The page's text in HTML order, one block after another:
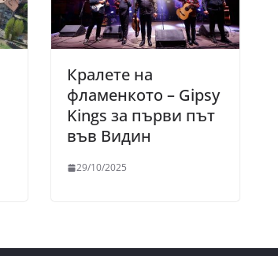
Кралете на
фламенкото – Gipsy
Kings за първи път
във Видин
29/10/2025